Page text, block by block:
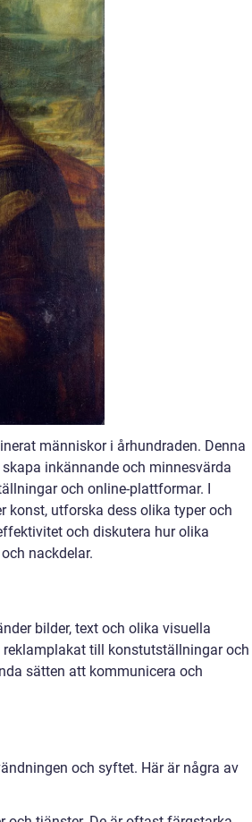
människor i århundraden. Denna
inkännande och minnesvärda
och online-plattformar. I
konst, utforska dess olika typer och
och diskutera hur olika
nackdelar.
bilder, text och olika visuella
till konstutställningar och
sätten att kommunicera och
och syftet. Här är några av